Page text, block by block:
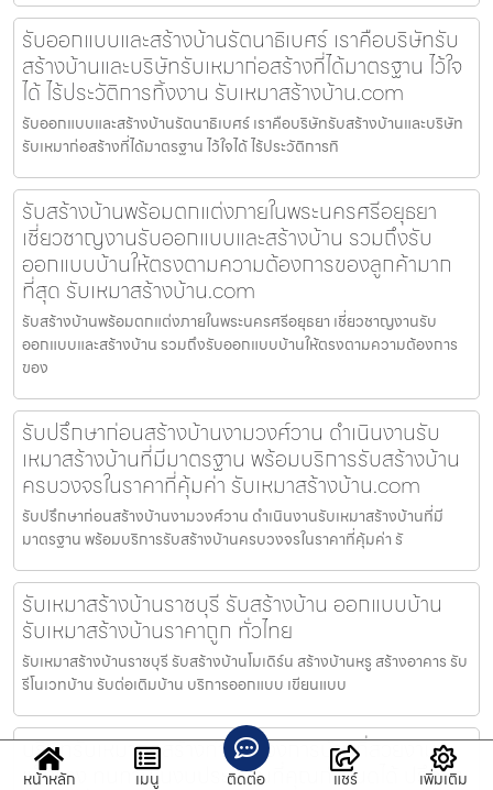
รับออกแบบและสร้างบ้านรัตนาธิเบศร์ เราคือบริษัทรับ
สร้างบ้านและบริษัทรับเหมาก่อสร้างที่ได้มาตรฐาน ไว้ใจ
ได้ ไร้ประวัติการทิ้งงาน รับเหมาสร้างบ้าน.com
รับออกแบบและสร้างบ้านรัตนาธิเบศร์ เราคือบริษัทรับสร้างบ้านและบริษัท
รับเหมาก่อสร้างที่ได้มาตรฐาน ไว้ใจได้ ไร้ประวัติการทิ
รับสร้างบ้านพร้อมตกแต่งภายในพระนครศรีอยุธยา
เชี่ยวชาญงานรับออกแบบและสร้างบ้าน รวมถึงรับ
ออกแบบบ้านให้ตรงตามความต้องการของลูกค้ามาก
ที่สุด รับเหมาสร้างบ้าน.com
รับสร้างบ้านพร้อมตกแต่งภายในพระนครศรีอยุธยา เชี่ยวชาญงานรับ
ออกแบบและสร้างบ้าน รวมถึงรับออกแบบบ้านให้ตรงตามความต้องการ
ของ
รับปรึกษาก่อนสร้างบ้านงามวงศ์วาน ดำเนินงานรับ
เหมาสร้างบ้านที่มีมาตรฐาน พร้อมบริการรับสร้างบ้าน
ครบวงจรในราคาที่คุ้มค่า รับเหมาสร้างบ้าน.com
รับปรึกษาก่อนสร้างบ้านงามวงศ์วาน ดำเนินงานรับเหมาสร้างบ้านที่มี
มาตรฐาน พร้อมบริการรับสร้างบ้านครบวงจรในราคาที่คุ้มค่า รั
รับเหมาสร้างบ้านราชบุรี รับสร้างบ้าน ออกแบบบ้าน
รับเหมาสร้างบ้านราคาถูก ทั่วไทย
รับเหมาสร้างบ้านราชบุรี รับสร้างบ้านโมเดิร์น สร้างบ้านหรู สร้างอาคาร รับ
รีโนเวทบ้าน รับต่อเติมบ้าน บริการออกแบบ เขียนแบบ
บริษัทรับเหมาก่อสร้างท่าไม้ ต้องการบ้านที่สวยงาม
แข็งแรง ทนทานในงบประมาณที่คุณกำหนดได้ ปรึกษา
หน้าหลัก เมนู ติดต่อ แชร์ เพิ่มเติม